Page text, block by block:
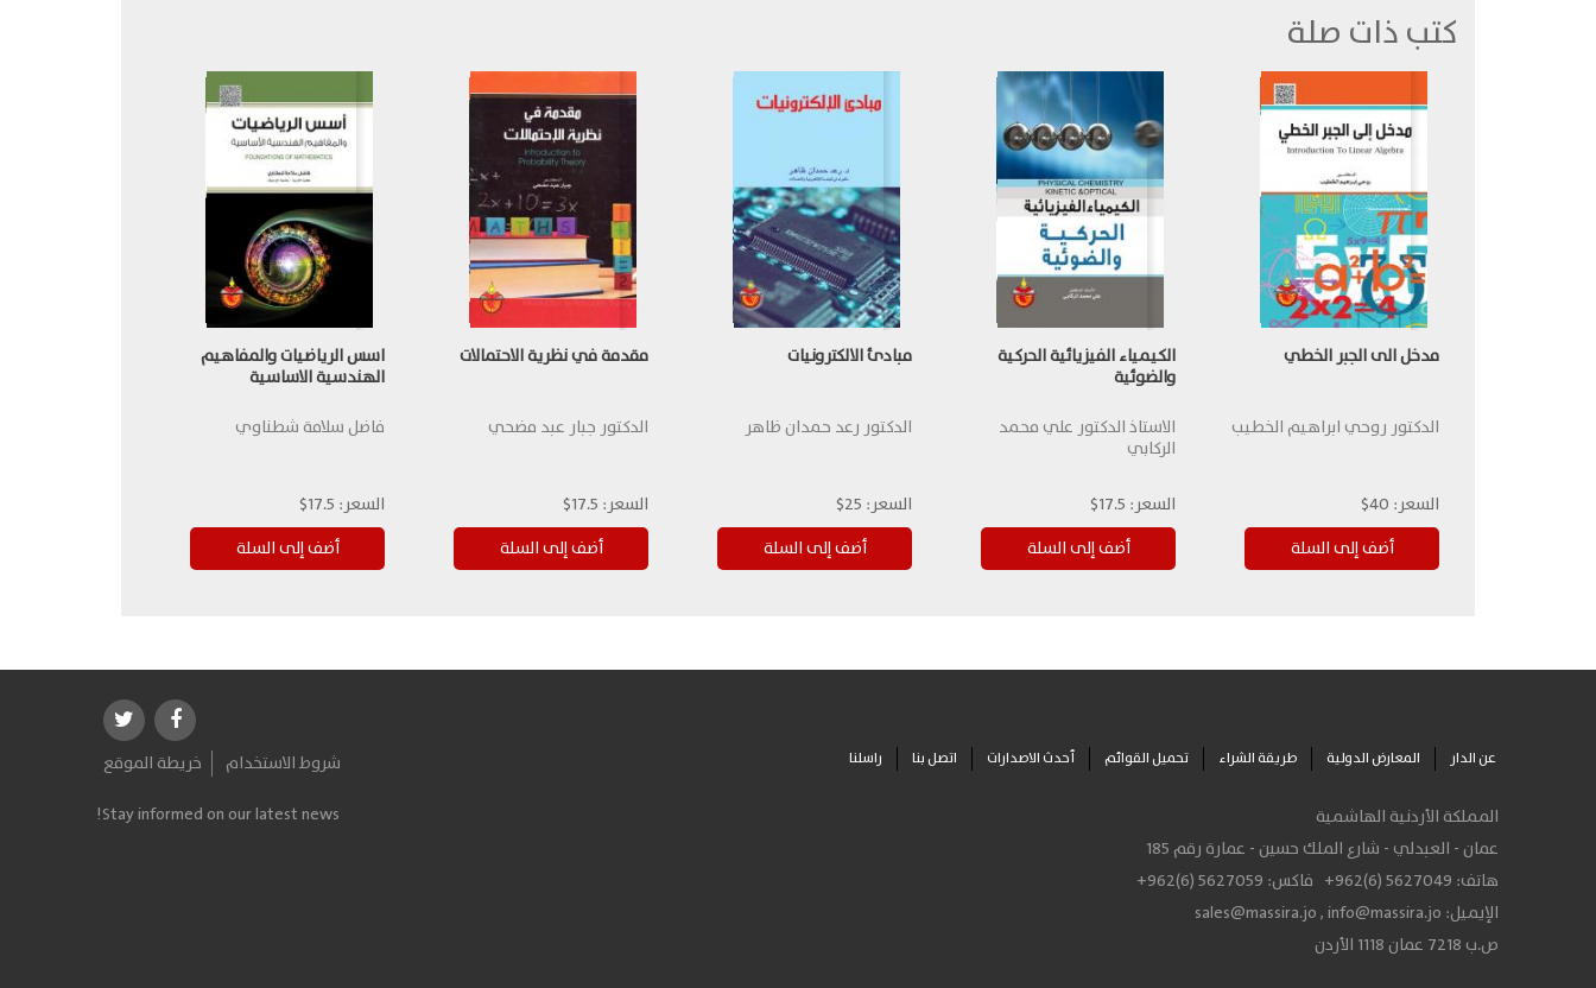
كتب ذات صلة
مدخل الى الجبر الخطي
الدكتور روحي ابراهيم الخطيب
السعر: 40$
الكيمياء الفيزيائية الحركية
والضوئية
الاستاذ الدكتور علي محمد
الركابي
السعر: 17.5$
مبادئ الالكترونيات
الدكتور رعد حمدان ظاهر
السعر: 25$
مقدمة في نظرية الاحتمالات
الدكتور جبار عبد مضحي
السعر: 17.5$
اسس الرياضيات والمفاهيم
الهندسية الاساسية
فاضل سلامة شطناوي
السعر: 17.5$
عن الدار المعارض الدولية طريقة الشراء تحميل القوائم أحدث الاصدارات اتصل بنا راسلنا
المملكة الأردنية الهاشمية
عمان - العبدلي - شارع الملك حسين - عمارة رقم 185
هاتف: +962(6) 5627049 فاكس: +962(6) 5627059
الإيميل:
sales@massira.jo,info@massira.jo
ص.ب 7218 عمان 1118 الأردن
شروط الاستخدام
خريطة الموقع
Stay informed on our latest news!